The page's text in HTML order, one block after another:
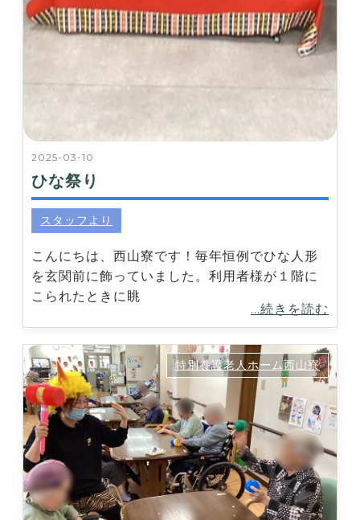
2025-03-10
ひな祭り
スタッフより
こんにちは、西山寮です！毎年恒例でひな人形
を玄関前に飾っていました。利用者様が１階に
こられたときに眺
...続きを読む
特別養護老人ホーム西山寮